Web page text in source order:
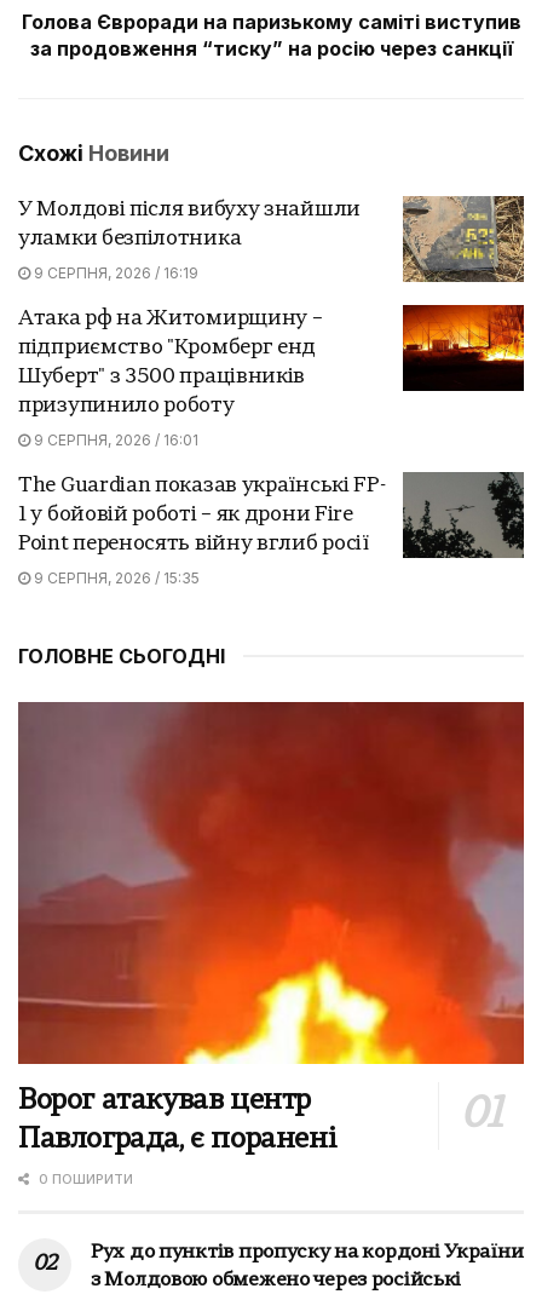
Голова Євроради на паризькому саміті виступив
за продовження “тиску” на росію через санкції
Схожі Новини
У Молдові після вибуху знайшли
уламки безпілотника
9 СЕРПНЯ, 2026 / 16:19
Атака рф на Житомирщину –
підприємство "Кромберг енд
Шуберт" з 3500 працівників
призупинило роботу
9 СЕРПНЯ, 2026 / 16:01
The Guardian показав українські FP-
1 у бойовій роботі – як дрони Fire
Point переносять війну вглиб росії
9 СЕРПНЯ, 2026 / 15:35
ГОЛОВНЕ СЬОГОДНІ
Ворог атакував центр
Павлограда, є поранені
0 ПОШИРИТИ
Рух до пунктів пропуску на кордоні України
з Молдовою обмежено через російські